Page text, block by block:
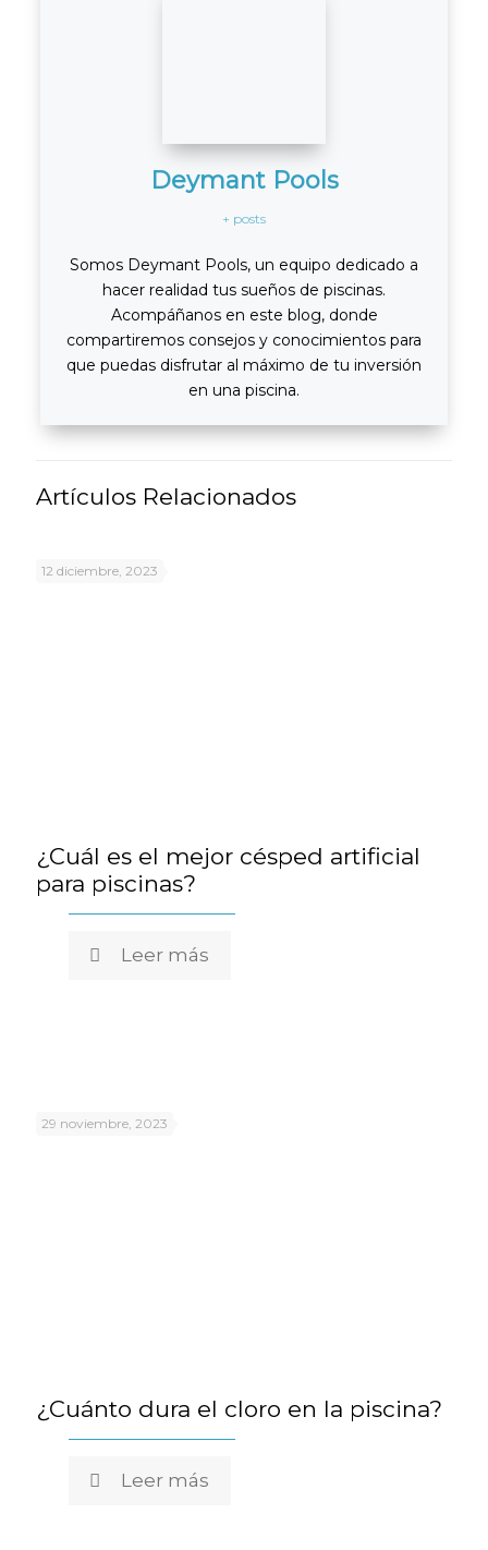
Deymant Pools
+ posts
Somos Deymant Pools, un equipo dedicado a
hacer realidad tus sueños de piscinas.
Acompáñanos en este blog, donde
compartiremos consejos y conocimientos para
que puedas disfrutar al máximo de tu inversión
en una piscina.
Artículos Relacionados
12 diciembre, 2023
¿Cuál es el mejor césped artificial
para piscinas?
Leer más
29 noviembre, 2023
¿Cuánto dura el cloro en la piscina?
Leer más